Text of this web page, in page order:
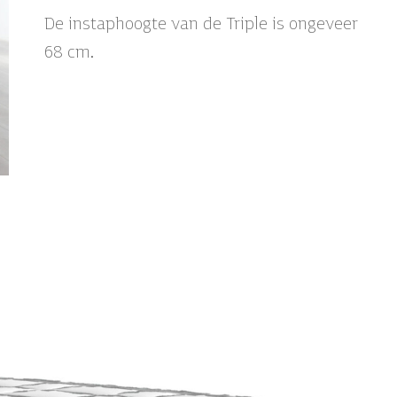
De instaphoogte van de Triple is ongeveer
68 cm.